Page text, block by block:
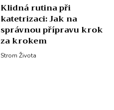
Klidná rutina při
katetrizaci: Jak na
správnou přípravu krok
za krokem
Strom Života